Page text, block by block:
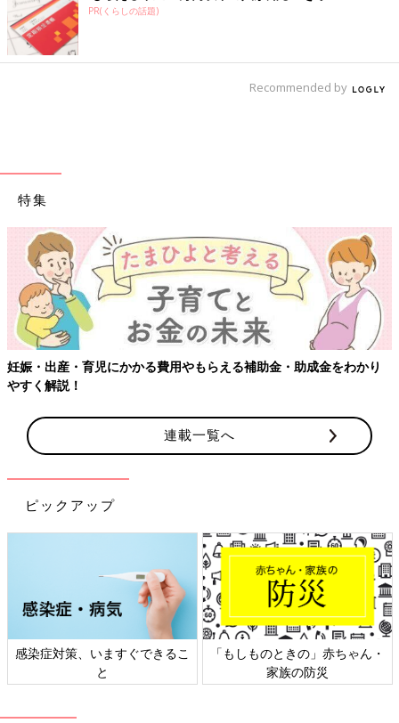
PR(くらしの話題)
Recommended by
特集
かり 【ワクチン接種できるものも】妊婦の感染症対策、知って
連載一覧へ
ピックアップ
ちゃん・
日本外来小児科学会リーフレッ
六星占術 細木かおり